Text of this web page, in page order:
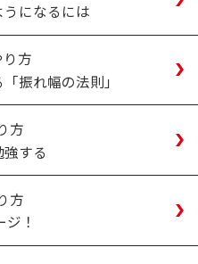
うになるには
方
振れ幅の法則」
方
する
方
！